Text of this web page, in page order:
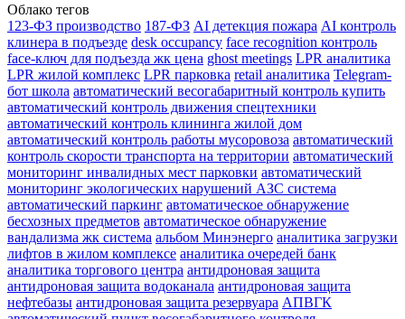
Облако тегов
123-ФЗ производство 187-ФЗ AI детекция пожара AI контроль
клинера в подъезде desk occupancy face recognition контроль
face-ключ для подъезда жк цена ghost meetings LPR аналитика
LPR жилой комплекс LPR парковка retail аналитика Telegram-
бот школа автоматический весогабаритный контроль купить
автоматический контроль движения спецтехники
автоматический контроль клининга жилой дом
автоматический контроль работы мусоровоза автоматический
контроль скорости транспорта на территории автоматический
мониторинг инвалидных мест парковки автоматический
мониторинг экологических нарушений АЗС система
автоматический паркинг автоматическое обнаружение
бесхозных предметов автоматическое обнаружение
вандализма жк система альбом Минэнерго аналитика загрузки
лифтов в жилом комплексе аналитика очередей банк
аналитика торгового центра антидроновая защита
антидроновая защита водоканала антидроновая защита
нефтебазы антидроновая защита резервуара АПВГК